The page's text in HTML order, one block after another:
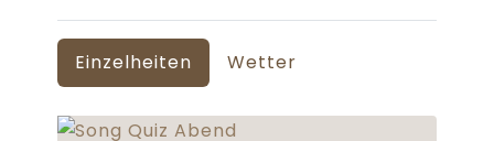
Einzelheiten Wetter